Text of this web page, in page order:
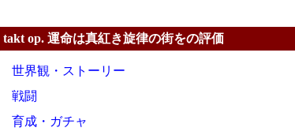
takt op. 運命は真紅き旋律の街をの評価
世界観・ストーリー
戦闘
育成・ガチャ